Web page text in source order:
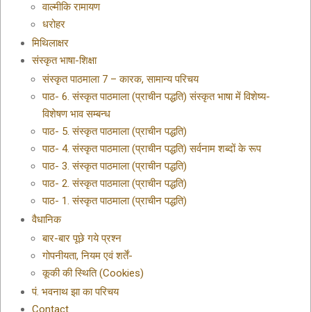
वाल्मीकि रामायण
धरोहर
मिथिलाक्षर
संस्कृत भाषा-शिक्षा
संस्कृत पाठमाला 7 – कारक, सामान्य परिचय
पाठ- 6. संस्कृत पाठमाला (प्राचीन पद्धति) संस्कृत भाषा में विशेष्य-
विशेषण भाव सम्बन्ध
पाठ- 5. संस्कृत पाठमाला (प्राचीन पद्धति)
पाठ- 4. संस्कृत पाठमाला (प्राचीन पद्धति) सर्वनाम शब्दों के रूप
पाठ- 3. संस्कृत पाठमाला (प्राचीन पद्धति)
पाठ- 2. संस्कृत पाठमाला (प्राचीन पद्धति)
पाठ- 1. संस्कृत पाठमाला (प्राचीन पद्धति)
वैधानिक
बार-बार पूछे गये प्रश्न
गोपनीयता, नियम एवं शर्तें-
कूकी की स्थिति (Cookies)
पं. भवनाथ झा का परिचय
Contact